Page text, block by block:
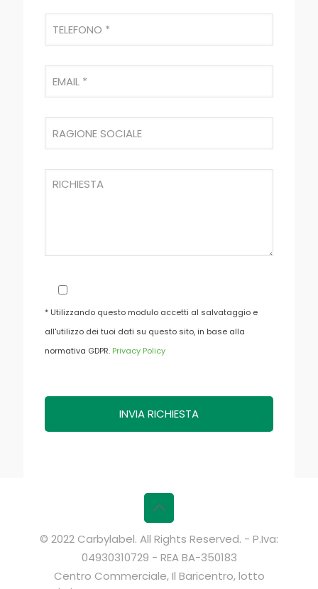
* Utilizzando questo modulo accetti al salvataggio e
all'utilizzo dei tuoi dati su questo sito, in base alla
normativa GDPR. Privacy Policy
© 2022 Carbylabel. All Rights Reserved. - P.Iva:
04930310729 - REA BA-350183
Centro Commerciale, Il Baricentro, lotto